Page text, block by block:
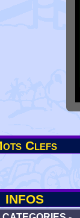
Clefs
INFOS